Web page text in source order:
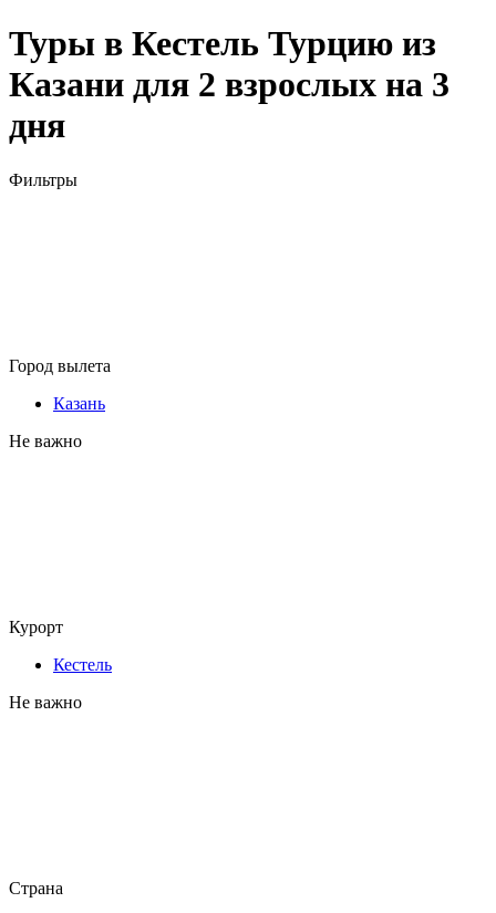
Туры в Кестель Турцию из
Казани для 2 взрослых на 3
дня
Фильтры
Город вылета
Казань
Не важно
Курорт
Кестель
Не важно
Страна